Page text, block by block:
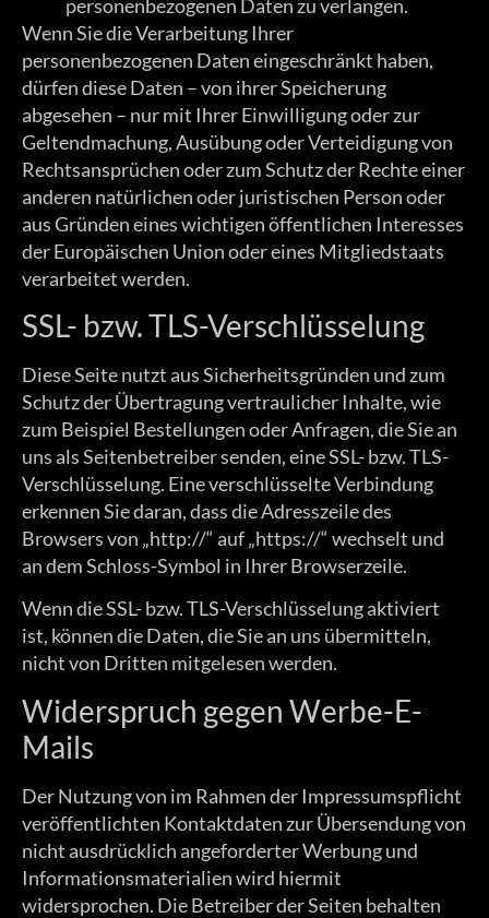
personenbezogenen Daten zu verlangen.
Wenn Sie die Verarbeitung Ihrer
personenbezogenen Daten eingeschränkt haben,
dürfen diese Daten – von ihrer Speicherung
abgesehen – nur mit Ihrer Einwilligung oder zur
Geltendmachung, Ausübung oder Verteidigung von
Rechtsansprüchen oder zum Schutz der Rechte einer
anderen natürlichen oder juristischen Person oder
aus Gründen eines wichtigen öffentlichen Interesses
der Europäischen Union oder eines Mitgliedstaats
verarbeitet werden.
SSL- bzw. TLS-Verschlüsselung
Diese Seite nutzt aus Sicherheitsgründen und zum
Schutz der Übertragung vertraulicher Inhalte, wie
zum Beispiel Bestellungen oder Anfragen, die Sie an
uns als Seitenbetreiber senden, eine SSL- bzw. TLS-
Verschlüsselung. Eine verschlüsselte Verbindung
erkennen Sie daran, dass die Adresszeile des
Browsers von „http://“ auf „https://“ wechselt und
an dem Schloss-Symbol in Ihrer Browserzeile.
Wenn die SSL- bzw. TLS-Verschlüsselung aktiviert
ist, können die Daten, die Sie an uns übermitteln,
nicht von Dritten mitgelesen werden.
Widerspruch gegen Werbe-E-
Mails
Der Nutzung von im Rahmen der Impressumspflicht
veröffentlichten Kontaktdaten zur Übersendung von
nicht ausdrücklich angeforderter Werbung und
Informationsmaterialien wird hiermit
widersprochen. Die Betreiber der Seiten behalten